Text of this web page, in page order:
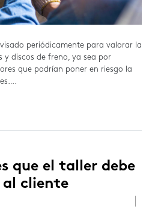
periódicamente para valorar la
y discos de freno, ya sea por
que podrían poner en riesgo la
que el taller debe
cliente